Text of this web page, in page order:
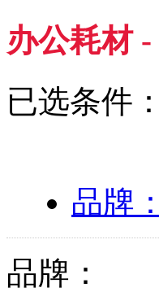
办公耗材 -
已选条件：
品牌：
品牌：